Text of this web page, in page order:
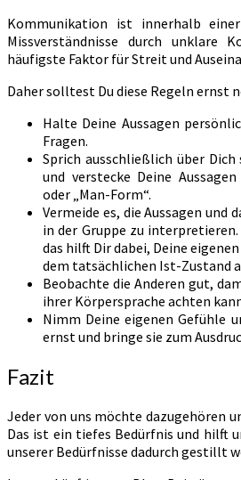
Kommunikation ist innerhalb
Missverständnisse durch unklare
häufigste Faktor für Streit und
Daher solltest Du diese Regeln ernst
Halte Deine Aussagen
Fragen.
Sprich ausschließlich über
und verstecke Deine
oder „Man-Form“.
Vermeide es, die Aussagen und
in der Gruppe zu
das hilft Dir dabei, Deine
dem tatsächlichen Ist-Zustand
Beobachte die Anderen gut,
ihrer Körpersprache achten
Nimm Deine eigenen Gefühle
ernst und bringe sie zum
Fazit
Jeder von uns möchte dazugehören
Das ist ein tiefes Bedürfnis und hilft
unserer Bedürfnisse dadurch gestillt